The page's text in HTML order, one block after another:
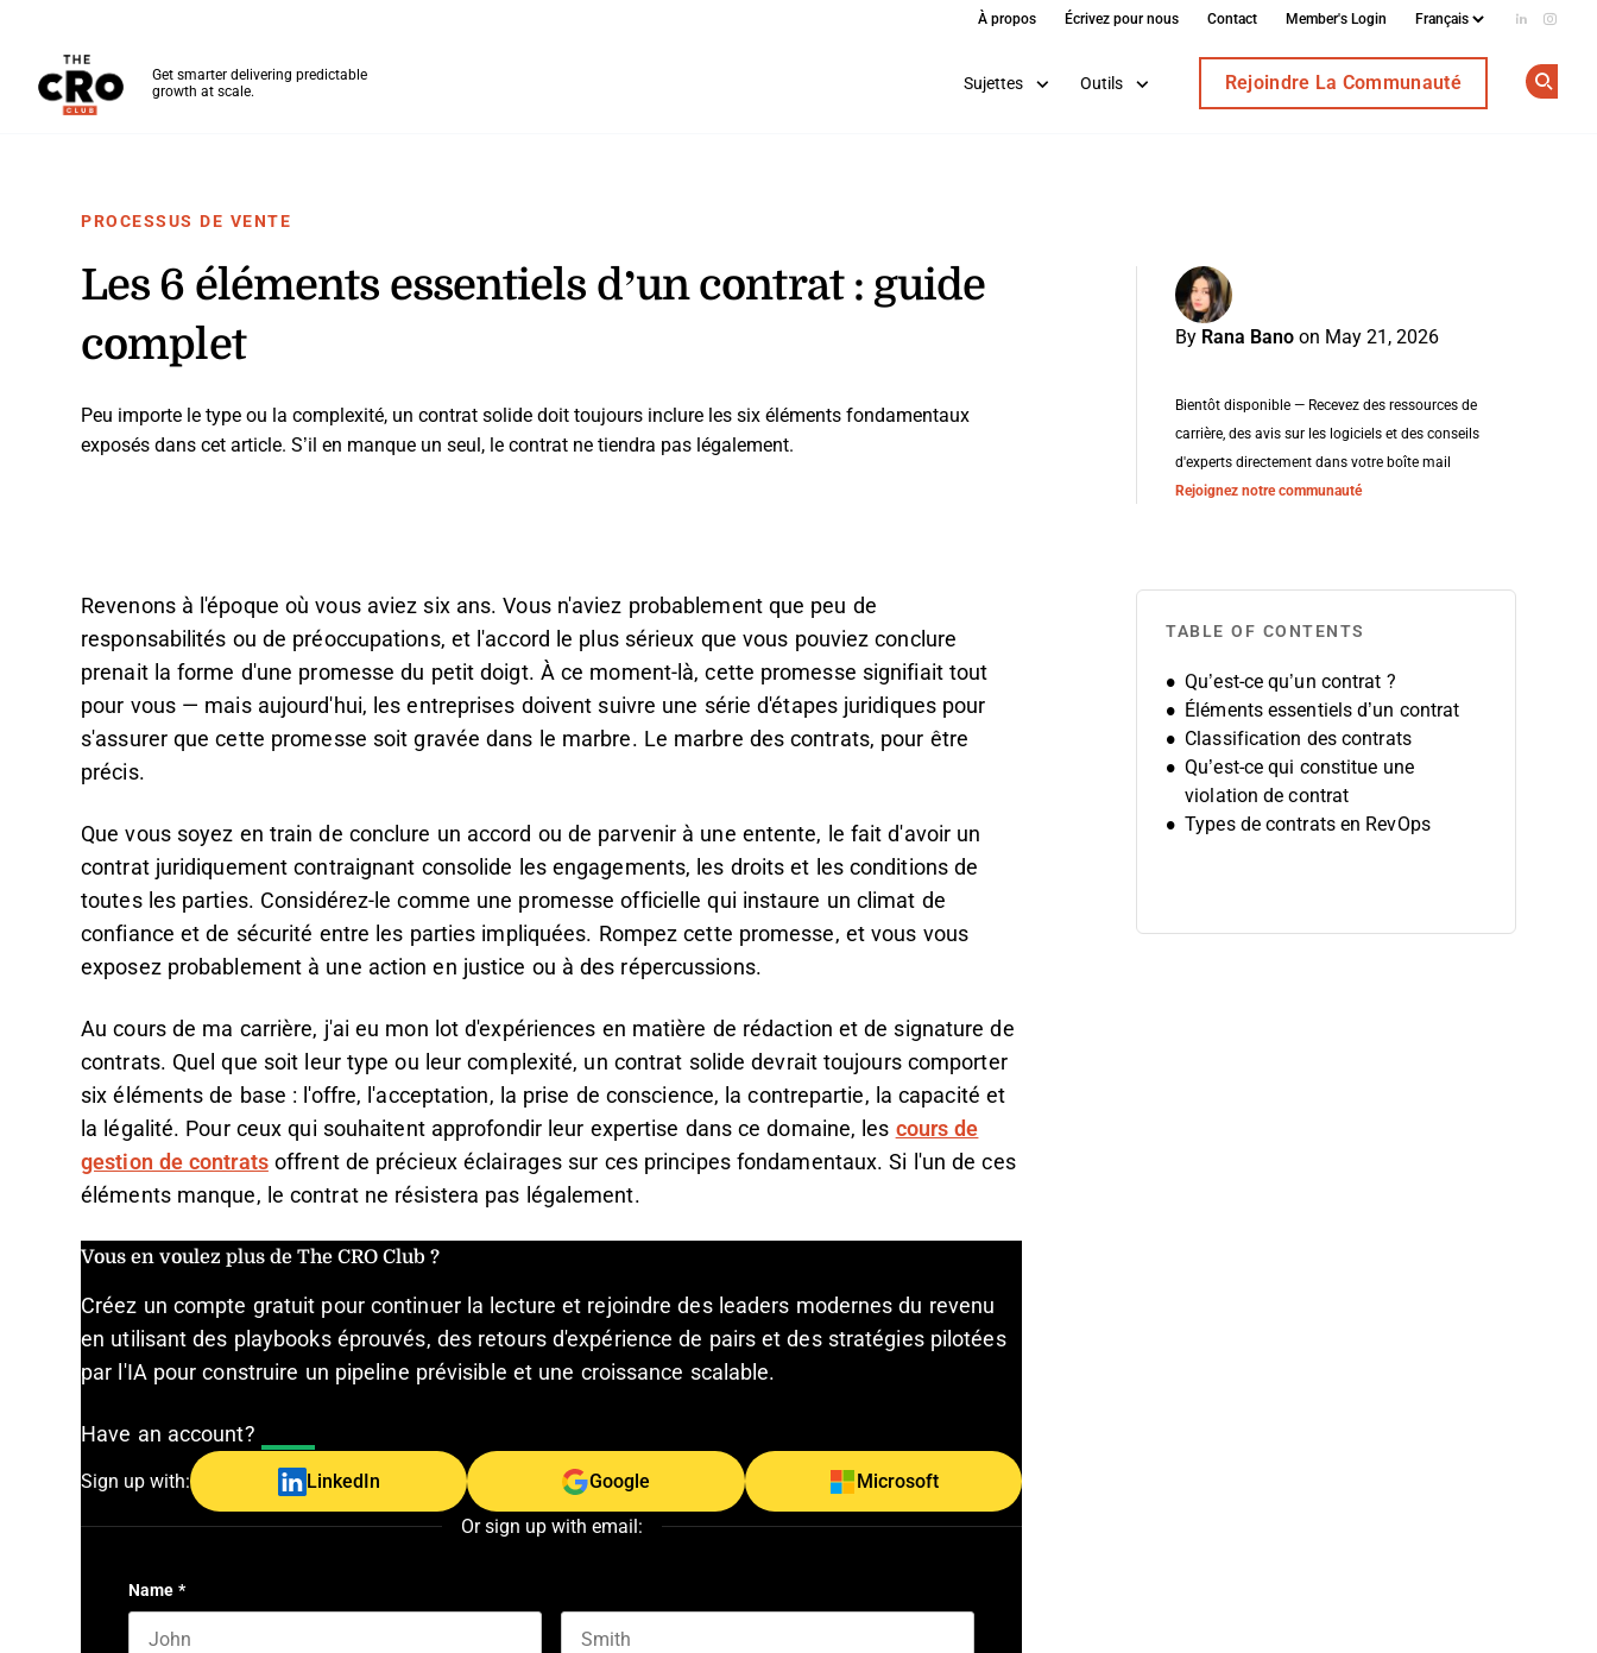
À propos Écrivez pour nous Contact Member's Login Add us
Get smarter delivering predictable
growth at scale.
Sujettes Outils Rejoindre La Communauté
PROCESSUS DE VENTE
Les 6 éléments essentiels d’un contrat : guide
complet
By Rana Bano on May 21, 2026
Bientôt disponible — Recevez des ressources de
carrière, des avis sur les logiciels et des conseils
d'experts directement dans votre boîte mail
Rejoignez notre communauté
Peu importe le type ou la complexité, un contrat solide doit toujours inclure les six éléments fondamentaux
exposés dans cet article. S’il en manque un seul, le contrat ne tiendra pas légalement.
Revenons à l'époque où vous aviez six ans. Vous n'aviez probablement que peu de
responsabilités ou de préoccupations, et l'accord le plus sérieux que vous pouviez conclure
prenait la forme d'une promesse du petit doigt. À ce moment-là, cette promesse signifiait tout
pour vous — mais aujourd'hui, les entreprises doivent suivre une série d'étapes juridiques pour
s'assurer que cette promesse soit gravée dans le marbre. Le marbre des contrats, pour être
précis.
Que vous soyez en train de conclure un accord ou de parvenir à une entente, le fait d'avoir un
contrat juridiquement contraignant consolide les engagements, les droits et les conditions de
toutes les parties. Considérez-le comme une promesse officielle qui instaure un climat de
confiance et de sécurité entre les parties impliquées. Rompez cette promesse, et vous vous
exposez probablement à une action en justice ou à des répercussions.
Au cours de ma carrière, j'ai eu mon lot d'expériences en matière de rédaction et de signature de
contrats. Quel que soit leur type ou leur complexité, un contrat solide devrait toujours comporter
six éléments de base : l'offre, l'acceptation, la prise de conscience, la contrepartie, la capacité et
la légalité. Pour ceux qui souhaitent approfondir leur expertise dans ce domaine, les cours de
gestion de contratsoffrent de précieux éclairages sur ces principes fondamentaux. Si l'un de ces
éléments manque, le contrat ne résistera pas légalement.
Vous en voulez plus de The CRO Club ?
Créez un compte gratuit pour continuer la lecture et rejoindre des leaders modernes du revenu
en utilisant des playbooks éprouvés, des retours d'expérience de pairs et des stratégies pilotées
par l'IA pour construire un pipeline prévisible et une croissance scalable.
Have an account?
Sign up with: LinkedIn Google Microsoft
Or sign up with email:
Name *
TABLE OF CONTENTS
Qu’est-ce qu’un contrat ?
Éléments essentiels d’un contrat
Classification des contrats
Qu’est-ce qui constitue une
violation de contrat
Types de contrats en RevOps